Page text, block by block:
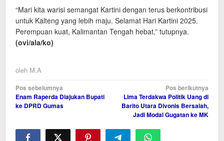
“Mari kita warisi semangat Kartini dengan terus berkontribusi
untuk Kalteng yang lebih maju. Selamat Hari Kartini 2025.
Perempuan kuat, Kalimantan Tengah hebat,” tutupnya.
(ovi/ala/ko)
oleh M.A
Navigasi
pos
Pos sebelumnya
Enam Raperda Diajukan Bupati
ke DPRD Gumas
Pos berikutnya
Lima Terdakwa Politik Uang di
Barito Utara Divonis Bersalah,
Jadi Modal Gugatan ke MK